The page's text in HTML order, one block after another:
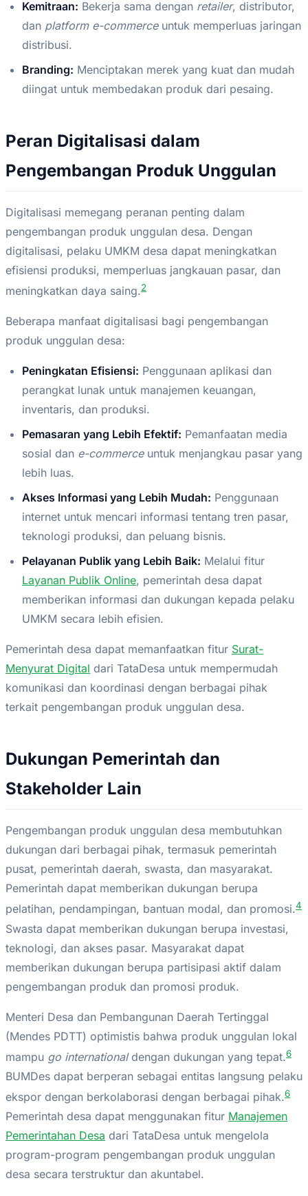
Kemitraan: Bekerja sama dengan retailer, distributor,
dan platform e-commerceuntuk memperluas jaringan
distribusi.
Branding: Menciptakan merek yang kuat dan mudah
diingat untuk membedakan produk dari pesaing.
Peran Digitalisasi dalam
Pengembangan Produk Unggulan
Digitalisasi memegang peranan penting dalam
pengembangan produk unggulan desa. Dengan
digitalisasi, pelaku UMKM desa dapat meningkatkan
efisiensi produksi, memperluas jangkauan pasar, dan
meningkatkan daya saing.2
Beberapa manfaat digitalisasi bagi pengembangan
produk unggulan desa:
Peningkatan Efisiensi: Penggunaan aplikasi dan
perangkat lunak untuk manajemen keuangan,
inventaris, dan produksi.
Pemasaran yang Lebih Efektif: Pemanfaatan media
sosial dan e-commerceuntuk menjangkau pasar yang
lebih luas.
Akses Informasi yang Lebih Mudah: Penggunaan
internet untuk mencari informasi tentang tren pasar,
teknologi produksi, dan peluang bisnis.
Pelayanan Publik yang Lebih Baik: Melalui fitur
Layanan Publik Online, pemerintah desa dapat
memberikan informasi dan dukungan kepada pelaku
UMKM secara lebih efisien.
Pemerintah desa dapat memanfaatkan fitur Surat-
Menyurat Digital dari TataDesa untuk mempermudah
komunikasi dan koordinasi dengan berbagai pihak
terkait pengembangan produk unggulan desa.
Dukungan Pemerintah dan
Stakeholder Lain
Pengembangan produk unggulan desa membutuhkan
dukungan dari berbagai pihak, termasuk pemerintah
pusat, pemerintah daerah, swasta, dan masyarakat.
Pemerintah dapat memberikan dukungan berupa
pelatihan, pendampingan, bantuan modal, dan promosi.4
Swasta dapat memberikan dukungan berupa investasi,
teknologi, dan akses pasar. Masyarakat dapat
memberikan dukungan berupa partisipasi aktif dalam
pengembangan produk dan promosi produk.
Menteri Desa dan Pembangunan Daerah Tertinggal
(Mendes PDTT) optimistis bahwa produk unggulan lokal
mampu go internationaldengan dukungan yang tepat.6
BUMDes dapat berperan sebagai entitas langsung pelaku
ekspor dengan berkolaborasi dengan berbagai pihak.6
Pemerintah desa dapat menggunakan fitur Manajemen
Pemerintahan Desa dari TataDesa untuk mengelola
program-program pengembangan produk unggulan
desa secara terstruktur dan akuntabel.